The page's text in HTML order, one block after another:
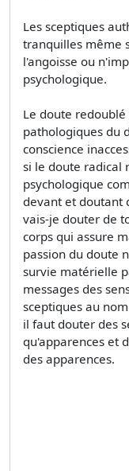
Les sceptiques
tranquilles même
l'angoisse ou
psychologique.
Le doute
pathologiques du
conscience
si le doute radical
psychologique
devant et doutant
vais-je douter de
corps qui assure
passion du doute
survie matérielle
messages des
sceptiques au
il faut douter des
qu'apparences et
des apparences.